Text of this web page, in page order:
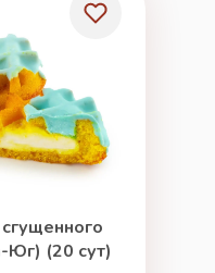
Юг) (20 сут)